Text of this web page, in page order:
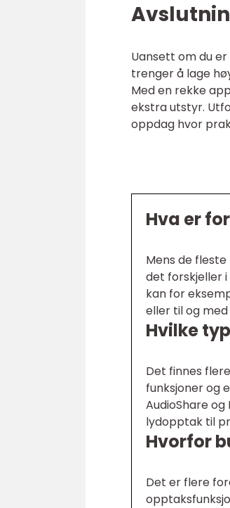
Uansett om du
trenger å lage
Med en rekke
ekstra utstyr.
oppdag hvor
Hva er
Mens de
det forskjeller
kan for
eller til og
Hvilke
Det finnes
funksjoner og
AudioShare
lydopptak til
Hvorfor
Det er flere